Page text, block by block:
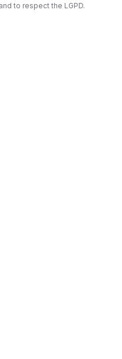
to respect the LGPD.